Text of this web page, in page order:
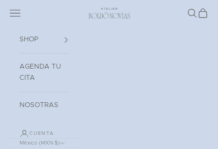
Atelier Boldó Novias
Abrir menú de navegación AbrirAbrir
SHOP
AGENDA TU
CITA
NOSOTRAS
CUENTA
México (MXN $)